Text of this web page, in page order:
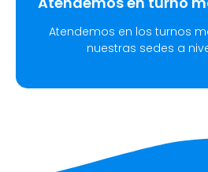
Atendemos en los turnos
nuestras sedes a